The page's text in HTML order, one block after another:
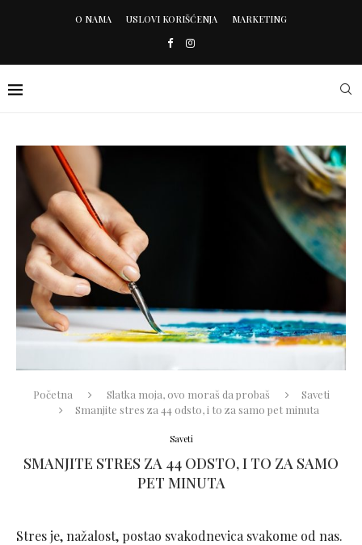
O NAMA USLOVI KORIŠĆENJA MARKETING
Početna Slatka moja, ovo moraš da probaš
Saveti
Smanjite stres za 44 odsto, i to za samo pet minuta
Saveti
SMANJITE STRES ZA 44 ODSTO, I TO ZA SAMO
PET MINUTA
Stres je, nažalost, postao svakodnevica svakome od nas.